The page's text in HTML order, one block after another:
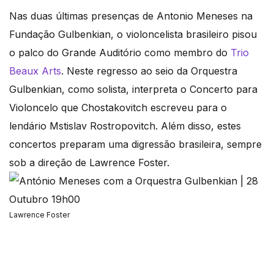
Nas duas últimas presenças de Antonio Meneses na
Fundação Gulbenkian, o violoncelista brasileiro pisou
o palco do Grande Auditório como membro do Trio
Beaux Arts. Neste regresso ao seio da Orquestra
Gulbenkian, como solista, interpreta o Concerto para
Violoncelo que Chostakovitch escreveu para o
lendário Mstislav Rostropovitch. Além disso, estes
concertos preparam uma digressão brasileira, sempre
sob a direção de Lawrence Foster.
Lawrence Foster